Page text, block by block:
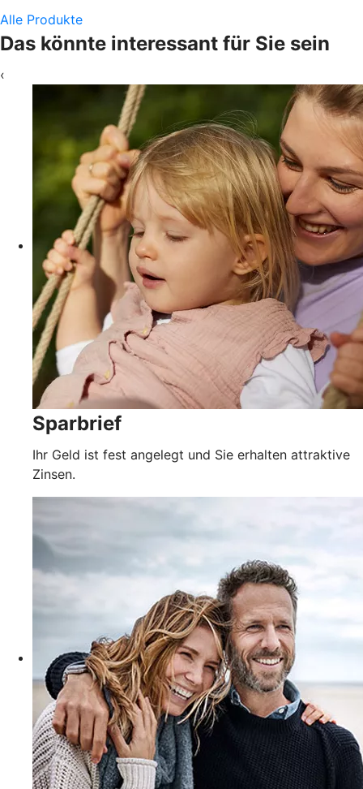
Alle Produkte
Das könnte interessant für Sie sein
‹
Sparbrief
Ihr Geld ist fest angelegt und Sie erhalten attraktive
Zinsen.